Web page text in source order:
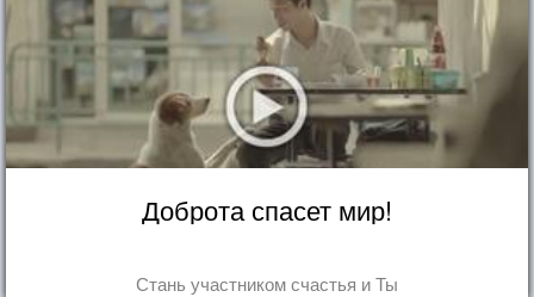
Доброта спасет мир!
Стань участником счастья и Ты